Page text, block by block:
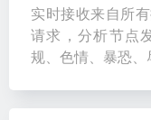
实时接收来自所
请求，分析节点
规、色情、暴恐、